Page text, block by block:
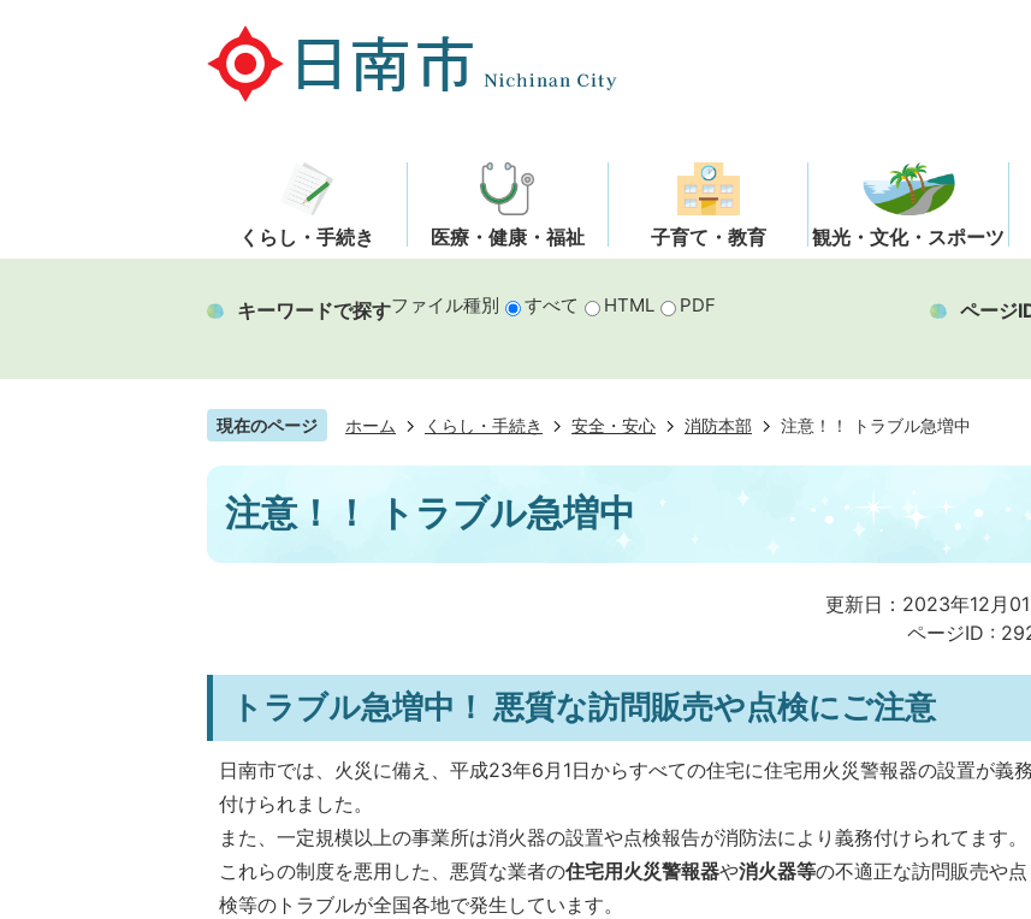
くらし・手続き 医療・健康・福祉 子育て・教育 観光・文化・スポーツ
キーワードで探すファイル種別 すべて HTML PDF ページ
現在のページ ホーム くらし・手続き 安全・安心 消防本部 注意！！ トラブル急増中
注意！！ トラブル急増中
更新日：2023年12月
ページID :
トラブル急増中！ 悪質な訪問販売や点検にご注意
日南市では、火災に備え、平成23年6月1日からすべての住宅に住宅用火災警報器の設置が義務
付けられました。
また、一定規模以上の事業所は消火器の設置や点検報告が消防法により義務付けられてます。
これらの制度を悪用した、悪質な業者の住宅用火災警報器や消火器等の不適正な訪問販売や点
検等のトラブルが全国各地で発生しています。